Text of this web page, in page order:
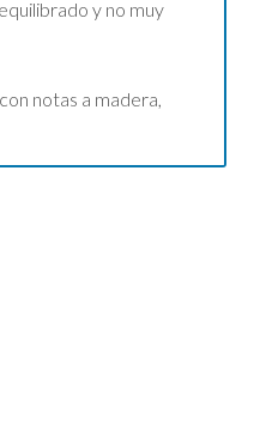
y no muy
notas a madera,